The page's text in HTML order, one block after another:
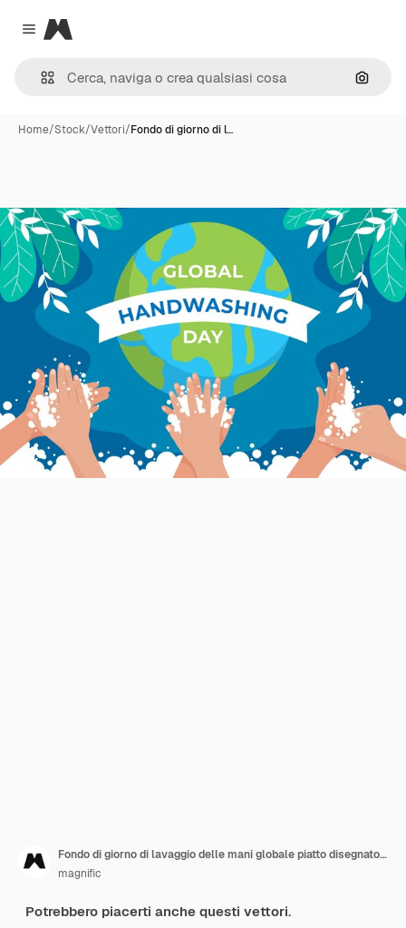
Close menu
Magnific
Cerca
Home/Stock/Vettori/Fondo di giorno di l…
Fondo di giorno di lavaggio delle mani globale piatto disegnato a mano
magnific
Potrebbero piacerti anche questi vettori.